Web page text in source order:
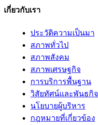
เกี่ยวกับเรา
ประวัติความเป็นมา
สภาพทั่วไป
สภาพสังคม
สภาพเศรษฐกิจ
การบริการพื้นฐาน
วิสัยทัศน์และพันธกิจ
นโยบายผู้บริหาร
กฎหมายที่เกี่ยวข้อง